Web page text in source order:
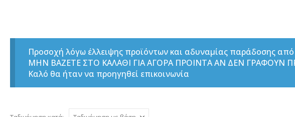
Προσοχή λόγω έλλειψης προϊόντων και αδυναμίας παράδοσης
ΜΗΝ ΒΑΖΕΤΕ ΣΤΟ ΚΑΛΑΘΙ ΓΙΑ ΑΓΟΡΑ ΠΡΟΙΝΤΑ ΑΝ ΔΕΝ ΓΡΑΦΟΥΝ
Καλό θα ήταν να προηγηθεί επικοινωνία